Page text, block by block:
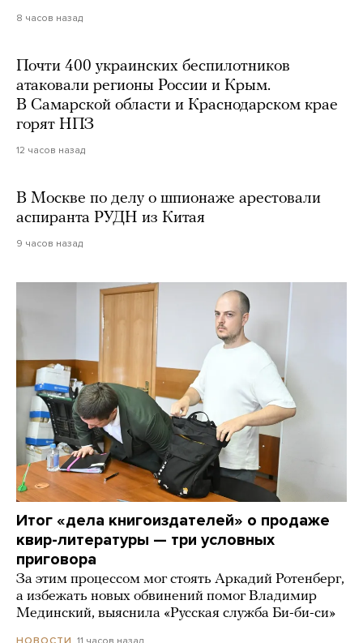
8 часов назад
Почти 400 украинских беспилотников
атаковали регионы России и Крым.
В Самарской области и Краснодарском крае
горят НПЗ
12 часов назад
В Москве по делу о шпионаже арестовали
аспиранта РУДН из Китая
9 часов назад
Итог «дела книгоиздателей» о продаже
квир-литературы — три условных
приговора
За этим процессом мог стоять Аркадий Ротенберг,
а избежать новых обвинений помог Владимир
Мединский, выяснила «Русская служба Би-би-си»
НОВОСТИ 11 часов назад